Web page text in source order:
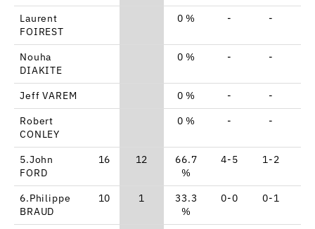
Laurent
FOIREST
0 % - -
Nouha
DIAKITE
0 % - -
Jeff VAREM 0 % - -
Robert
CONLEY
0 % - -
5.John
FORD
16 12
66.7
%
4-5 1-2
6.Philippe
BRAUD
10 1
33.3
%
0-0 0-1